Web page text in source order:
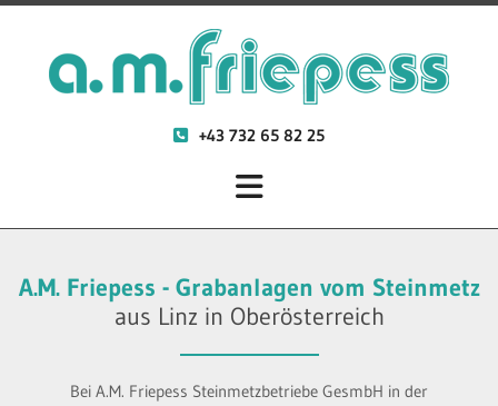
 +43 732 65 82 25
A.M. Friepess - Grabanlagen vom Steinmetz
aus Linz in Oberösterreich
Bei A.M. Friepess Steinmetzbetriebe GesmbH in der